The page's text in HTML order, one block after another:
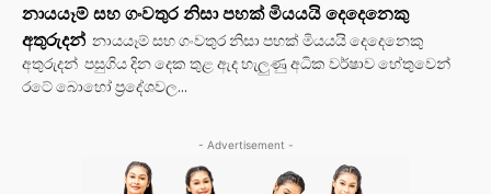
නායයෑම් සහ ගංවතුර නිසා පහක් මියයයි දෙදෙනෙකු
අතුරුදන් නායයෑම් සහ ගංවතුර නිසා පහක් මියයයි දෙදෙනෙකු
අතුරුදන් පසුගිය දින දෙක තුළ ඇද හැලුණු අධික වර්ෂාව හේතුවෙන්
රටේ බොහෝ ප්‍රදේශවල...
- Advertisement -